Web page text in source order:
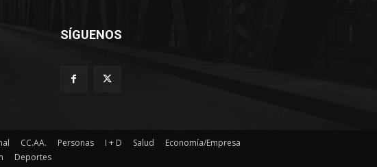
SÍGUENOS
CC.AA. Personas I + D Salud
Economía/Empresa
Deportes